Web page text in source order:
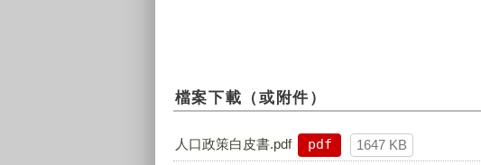
檔案下載（或附件）
人口政策白皮書.pdf pdf 1647 KB